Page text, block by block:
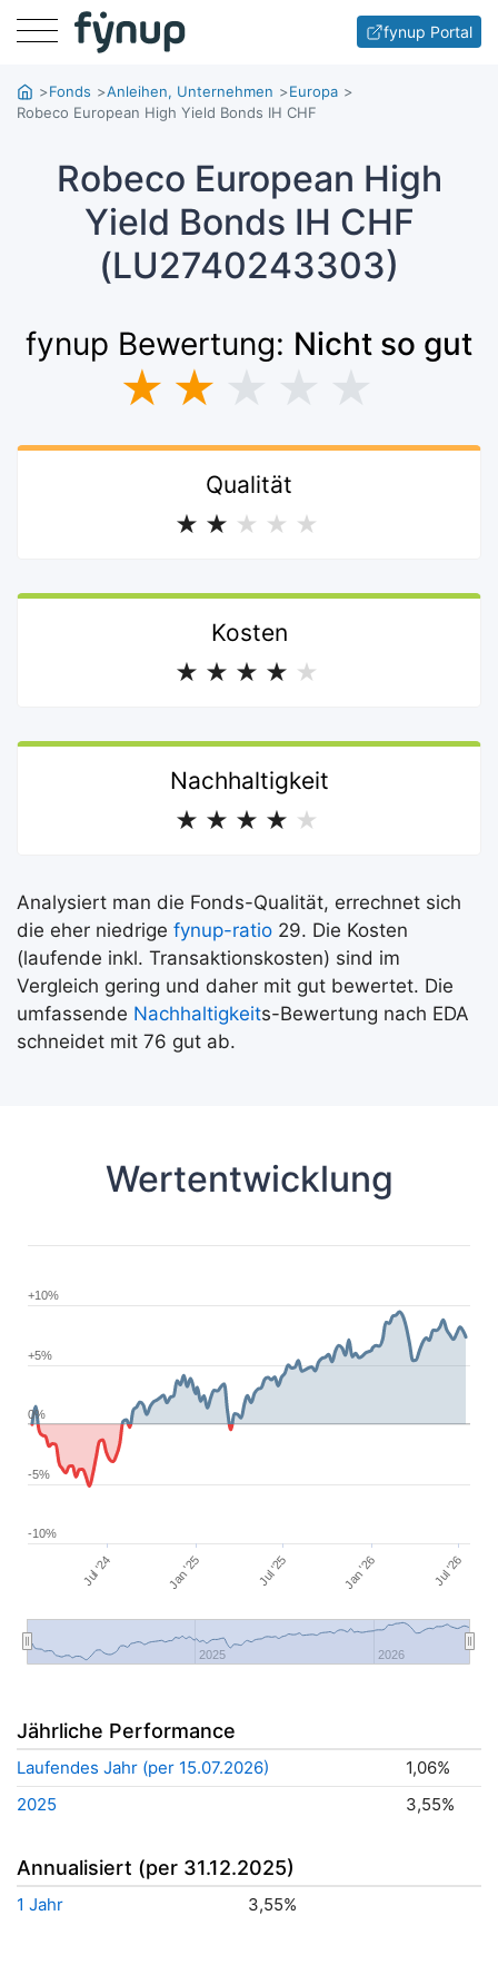
Menu fynup Portal
Fonds Anleihen, Unternehmen
Europa
Robeco European High Yield Bonds IH CHF
Robeco European High
Yield Bonds IH CHF
(LU2740243303)
fynup Bewertung: Nicht so gut
★ ★
Qualität
★ ★ ★ ★ ★
Kosten
★ ★ ★ ★ ★
Nachhaltigkeit
★ ★ ★ ★ ★
Analysiert man die Fonds-Qualität, errechnet sich
die eher niedrige fynup-ratio 29. Die Kosten
(laufende inkl. Transaktionskosten) sind im
Vergleich gering und daher mit gut bewertet. Die
umfassende Nachhaltigkeits-Bewertung nach EDA
schneidet mit 76 gut ab.
Wertentwicklung
Jul '24 Jan '25 Jul '25 Jan '26 Jul '26
2025 2026
-10%
-5%
0%
+5%
+10%
Jährliche Performance
Laufendes Jahr (per 15.07.2026)
1,06%
2025
3,55%
Annualisiert (per 31.12.2025)
1 Jahr 3,55%